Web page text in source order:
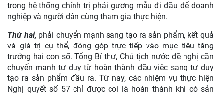
trong hệ thống chính trị phải gương mẫu đi đầu để doanh
nghiệp và người dân cùng tham gia thực hiện.
Thứ hai, phải chuyển mạnh sang tạo ra sản phẩm, kết quả
và giá trị cụ thể, đóng góp trực tiếp vào mục tiêu tăng
trưởng hai con số. Tổng Bí thư, Chủ tịch nước đề nghị cần
chuyển mạnh tư duy từ hoàn thành đầu việc sang tư duy
tạo ra sản phẩm đầu ra. Từ nay, các nhiệm vụ thực hiện
Nghị quyết số 57 chỉ được coi là hoàn thành khi có sản